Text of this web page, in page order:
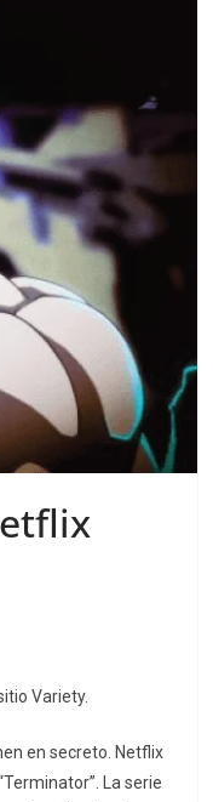
Variety.
en secreto. Netflix
La serie